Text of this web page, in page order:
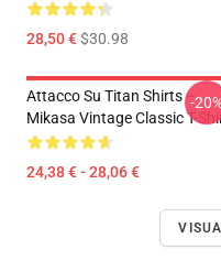
28,50 €$30.98
Attacco Su Titan Shirts –
Mikasa Vintage Classic T-
24,38 € - 28,06 €
-